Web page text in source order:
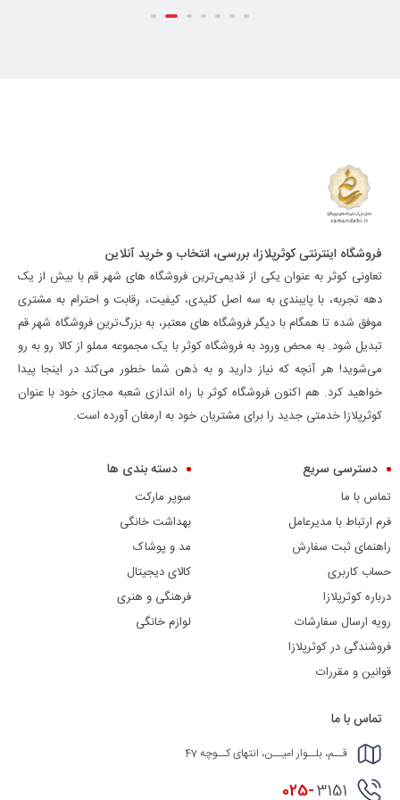
فروشگاه اینترنتی کوثرپلازا، بررسی، انتخاب و خرید آنلاین
تعاونی کوثر به عنوان یکی از قدیمی‌ترین فروشگاه های شهر قم با بیش از یک
دهه تجربه، با پایبندی به سه اصل کلیدی، کیفیت، رقابت و احترام به مشتری
موفق شده تا همگام با دیگر فروشگاه های معتبر، به بزرگ‌ترین فروشگاه شهر قم
تبدیل شود. به محض ورود به فروشگاه کوثر با یک مجموعه مملو از کالا رو به رو
می‌شوید! هر آنچه که نیاز دارید و به ذهن شما خطور می‌کند در اینجا پیدا
خواهید کرد. هم اکنون فروشگاه کوثر با راه اندازی شعبه مجازی خود با عنوان
کوثرپلازا خدمتی جدید را برای مشتریان خود به ارمغان آورده است.
دسترسی سریع
تماس با ما
فرم ارتباط با مدیرعامل
راهنمای ثبت سفارش
حساب کاربری
درباره کوثرپلازا
رویه ارسال سفارشات
فروشندگی در کوثرپلازا
قوانین و مقررات
دسته بندی ها
سوپر مارکت
بهداشت خانگی
مد و پوشاک
کالای دیجیتال
فرهنگی و هنری
لوازم خانگی
تماس با ما
قــم، بلــوار امیــن، انتهای کــوچه 47
025-3151